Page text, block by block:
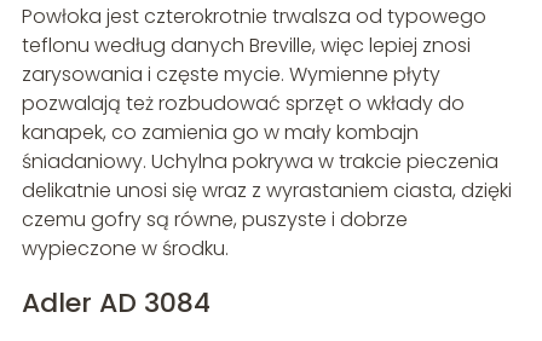
Powłoka jest czterokrotnie trwalsza od typowego
teflonu według danych Breville, więc lepiej znosi
zarysowania i częste mycie. Wymienne płyty
pozwalają też rozbudować sprzęt o wkłady do
kanapek, co zamienia go w mały kombajn
śniadaniowy. Uchylna pokrywa w trakcie pieczenia
delikatnie unosi się wraz z wyrastaniem ciasta, dzięki
czemu gofry są równe, puszyste i dobrze
wypieczone w środku.
Adler AD 3084